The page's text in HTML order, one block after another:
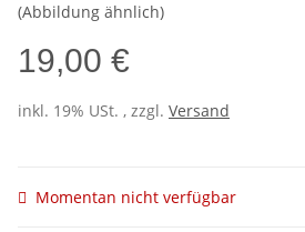
(Abbildung ähnlich)
19,00 €
inkl. 19% USt. , zzgl. Versand
Momentan nicht verfügbar